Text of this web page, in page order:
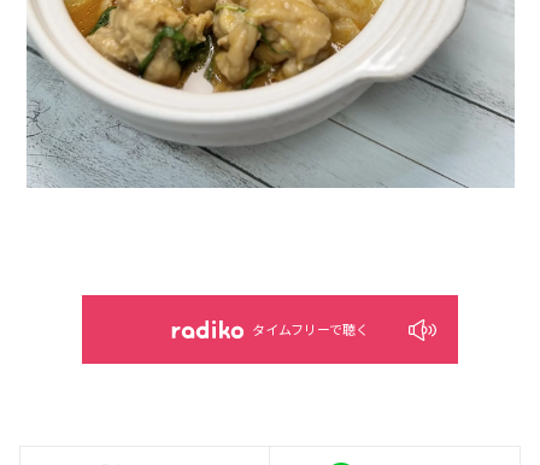
タイムフリーで聴く